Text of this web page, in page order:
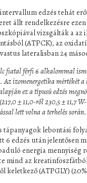
edzés tehát
állt rendelkezésre
vizsgálták a
(ATPCK), az
lateralisban 24
fiatal férfi 6 alkalommal
Az izomenergetika mértékét
ez a típusú edzés
± 11,0-ről 230,5 ± 11,7
lett volna a terhelés során.
tápanyagok lebontási
6 edzés után jelentősen
energia mennyiség
mind az
keletkező (ATPGLY)